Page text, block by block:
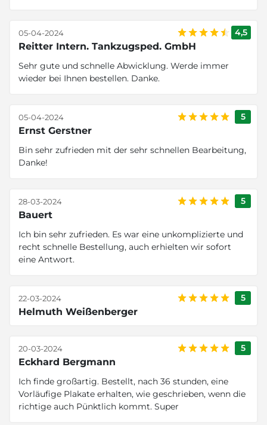
4,5
Reitter Intern. Tankzugsped. GmbH
05-04-2024
Sehr gute und schnelle Abwicklung. Werde immer
wieder bei Ihnen bestellen. Danke.
5
Ernst Gerstner
05-04-2024
Bin sehr zufrieden mit der sehr schnellen Bearbeitung,
Danke!
5
Bauert
28-03-2024
Ich bin sehr zufrieden. Es war eine unkomplizierte und
recht schnelle Bestellung, auch erhielten wir sofort
eine Antwort.
5
Helmuth Weißenberger
22-03-2024
5
Eckhard Bergmann
20-03-2024
Ich finde großartig. Bestellt, nach 36 stunden, eine
Vorläufige Plakate erhalten, wie geschrieben, wenn die
richtige auch Pünktlich kommt. Super